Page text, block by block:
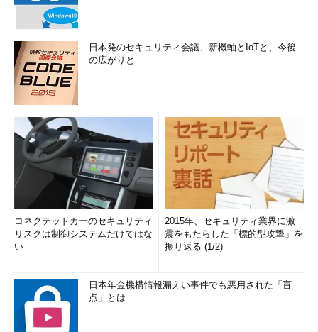
日本発のセキュリティ会議、新機軸とIoTと、今後
の広がりと
コネクテッドカーのセキュリティ
リスクは制御システムだけではな
い
2015年、セキュリティ業界に激
震をもたらした「標的型攻撃」を
振り返る (1/2)
日本年金機構情報漏えい事件でも悪用された「盲
点」とは